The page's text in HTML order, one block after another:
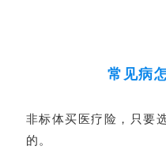
常见病
非标体买医疗险，只要
的。